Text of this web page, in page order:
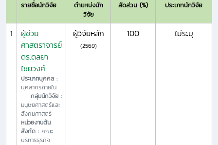
รายชื่อนักวิจัย
ตำแหน่งนัก
วิจัย
สัดส่วน (%) ประเภทนักวิจัย
1
ผู้ช่วย
ศาสตราจารย์
ดร.ดลยา
ไชยวงศ์
ประเภทบุคคล :
บุคลากรภายใน
กลุ่มนักวิจัย :
มนุษยศาสตร์และ
สังคมศาสตร์
หน่วยงานต้น
สังกัด : คณะ
บริหารธุรกิจ
ผู้วิจัยหลัก
(2569)
100 ไม่ระบุ